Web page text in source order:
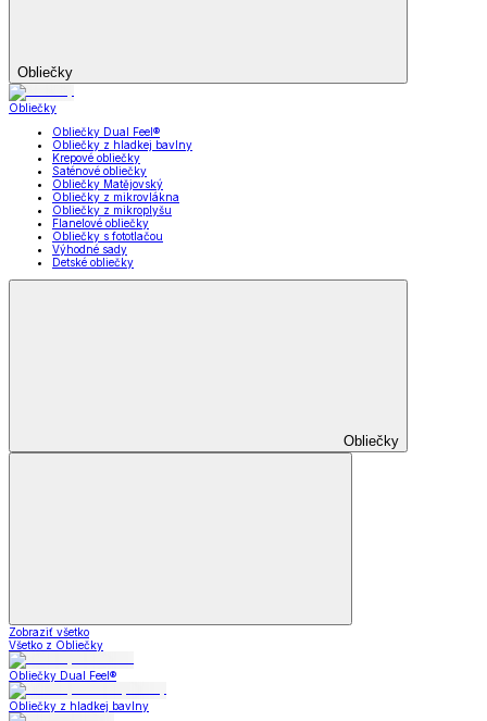
Obliečky
Obliečky
Obliečky Dual Feel®
Obliečky z hladkej bavlny
Krepové obliečky
Saténové obliečky
Obliečky Matějovský
Obliečky z mikrovlákna
Obliečky z mikroplyšu
Flanelové obliečky
Obliečky s fototlačou
Výhodné sady
Detské obliečky
Obliečky
Zobraziť všetko
Všetko z Obliečky
Obliečky Dual Feel®
Obliečky z hladkej bavlny